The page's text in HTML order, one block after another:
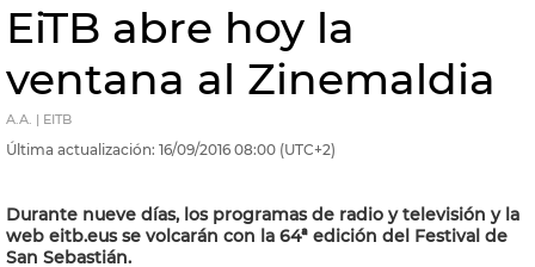
EiTB abre hoy la
ventana al Zinemaldia
A.A. | EITB
Última actualización: 16/09/2016 08:00 (UTC+2)
Durante nueve días, los programas de radio y televisión y la
web eitb.eus se volcarán con la 64ª edición del Festival de
San Sebastián.